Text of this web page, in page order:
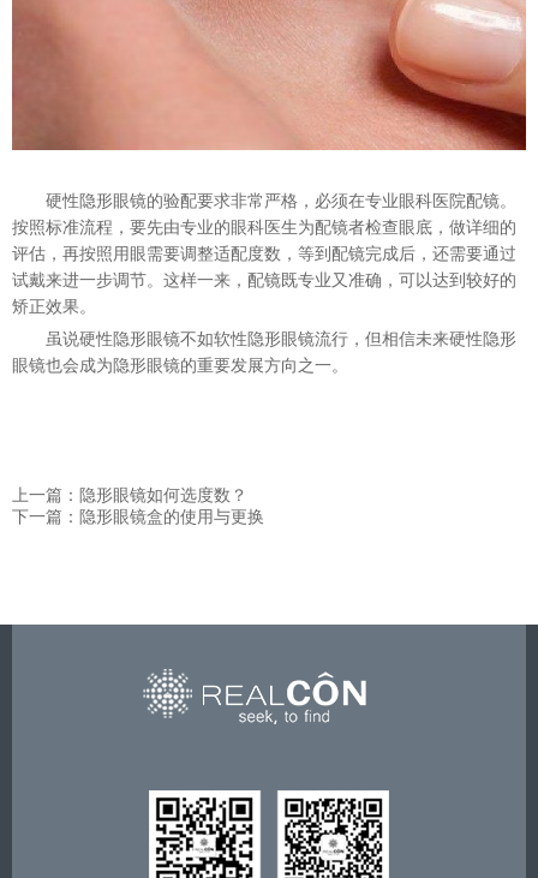
硬性隐形眼镜的验配要求非常严格，必须在专业眼科医院配镜。
按照标准流程，要先由专业的眼科医生为配镜者检查眼底，做详细的
评估，再按照用眼需要调整适配度数，等到配镜完成后，还需要通过
试戴来进一步调节。这样一来，配镜既专业又准确，可以达到较好的
矫正效果。
虽说硬性隐形眼镜不如软性隐形眼镜流行，但相信未来硬性隐形
眼镜也会成为隐形眼镜的重要发展方向之一。
上一篇：隐形眼镜如何选度数？
下一篇：隐形眼镜盒的使用与更换